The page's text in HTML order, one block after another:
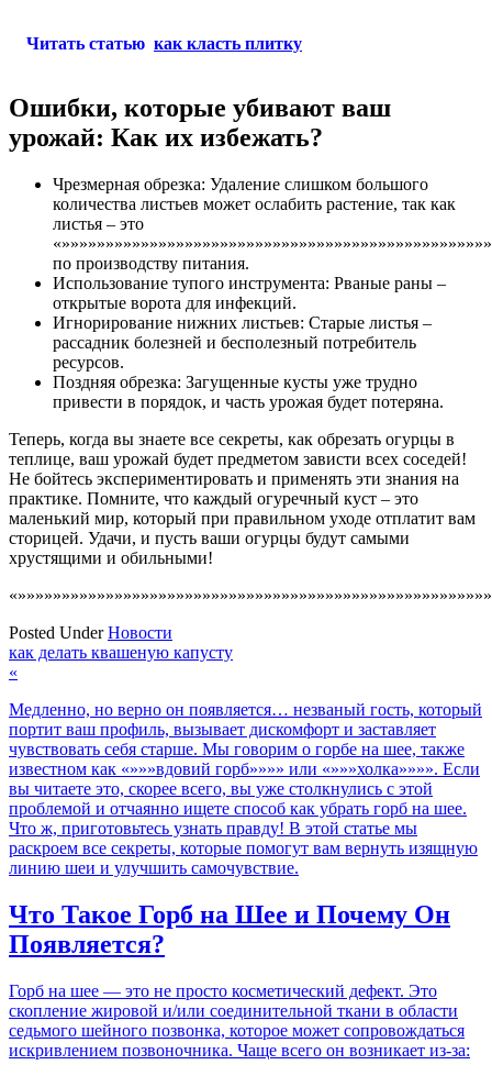
Читать статью как класть плитку
Ошибки, которые убивают ваш
урожай: Как их избежать?
Чрезмерная обрезка: Удаление слишком большого
количества листьев может ослабить растение, так как
листья – это
по производству питания.
Использование тупого инструмента: Рваные раны –
открытые ворота для инфекций.
Игнорирование нижних листьев: Старые листья –
рассадник болезней и бесполезный потребитель
ресурсов.
Поздняя обрезка: Загущенные кусты уже трудно
привести в порядок, и часть урожая будет потеряна.
Теперь, когда вы знаете все секреты, как обрезать огурцы в
теплице, ваш урожай будет предметом зависти всех соседей!
Не бойтесь экспериментировать и применять эти знания на
практике. Помните, что каждый огуречный куст – это
маленький мир, который при правильном уходе отплатит вам
сторицей. Удачи, и пусть ваши огурцы будут самыми
хрустящими и обильными!
Posted UnderНовости
Навигация
по
записям
как делать квашеную капусту
«
Медленно, но верно он появляется… незваный гость, который
портит ваш профиль, вызывает дискомфорт и заставляет
чувствовать себя старше. Мы говорим о горбе на шее, также
известном как «»»»вдовий горб»»»» или «»»»холка»»»». Если
вы читаете это, скорее всего, вы уже столкнулись с этой
проблемой и отчаянно ищете способ как убрать горб на шее.
Что ж, приготовьтесь узнать правду! В этой статье мы
раскроем все секреты, которые помогут вам вернуть изящную
линию шеи и улучшить самочувствие.
Что Такое Горб на Шее и Почему Он
Появляется?
Горб на шее — это не просто косметический дефект. Это
скопление жировой и/или соединительной ткани в области
седьмого шейного позвонка, которое может сопровождаться
искривлением позвоночника. Чаще всего он возникает из-за: